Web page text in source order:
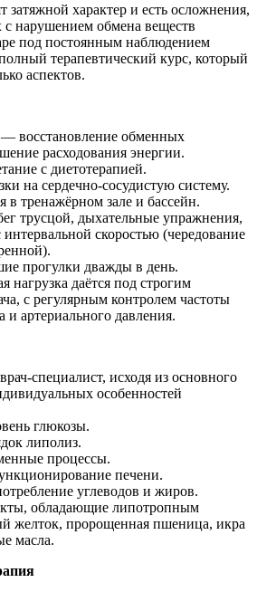
затяжной характер и есть осложнения,
с нарушением обмена веществ
под постоянным наблюдением
терапевтический курс, который
аспектов.
— восстановление обменных
расходования энергии.
с диетотерапией.
на сердечно-сосудистую систему.
в тренажёрном зале и бассейн.
трусцой, дыхательные упражнения,
интервальной скоростью (чередование
прогулки дважды в день.
нагрузка даётся под строгим
с регулярным контролем частоты
и артериального давления.
специалист, исходя из основного
особенностей
глюкозы.
липолиз.
процессы.
печени.
углеводов и жиров.
обладающие липотропным
желток, пророщенная пшеница, икра
масла.